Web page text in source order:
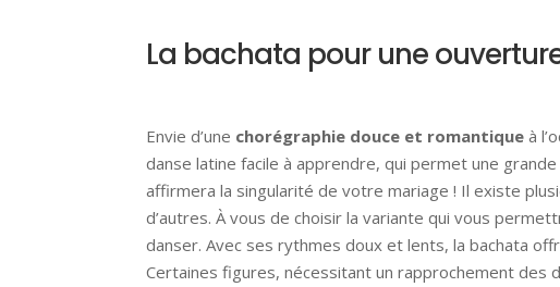
La bachata pour une
Envie d’une chorégraphie douce et romantique à
danse latine facile à apprendre, qui permet une grande
affirmera la singularité de votre mariage ! Il existe
d’autres. À vous de choisir la variante qui vous
danser. Avec ses rythmes doux et lents, la bachata
Certaines figures, nécessitant un rapprochement des